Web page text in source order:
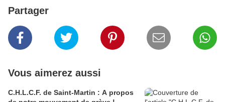
Partager
Vous aimerez aussi
C.H.L.C.F. de Saint-Martin : A propos